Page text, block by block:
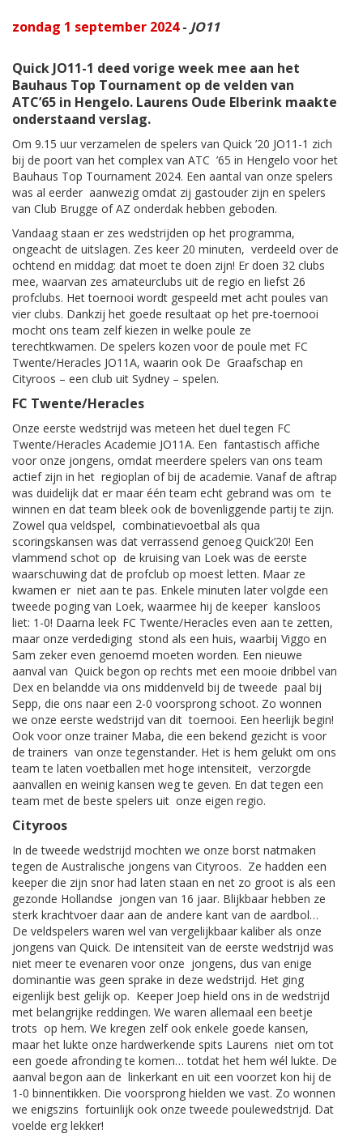
zondag 1 september 2024- JO11
Quick JO11-1 deed vorige week mee aan het
Bauhaus Top Tournament op de velden van
ATC’65 in Hengelo. Laurens Oude Elberink maakte
onderstaand verslag.
Om 9.15 uur verzamelen de spelers van Quick ’20 JO11-1 zich
bij de poort van het complex van ATC ’65 in Hengelo voor het
Bauhaus Top Tournament 2024. Een aantal van onze spelers
was al eerder aanwezig omdat zij gastouder zijn en spelers
van Club Brugge of AZ onderdak hebben geboden.
Vandaag staan er zes wedstrijden op het programma,
ongeacht de uitslagen. Zes keer 20 minuten, verdeeld over de
ochtend en middag: dat moet te doen zijn! Er doen 32 clubs
mee, waarvan zes amateurclubs uit de regio en liefst 26
profclubs. Het toernooi wordt gespeeld met acht poules van
vier clubs. Dankzij het goede resultaat op het pre-toernooi
mocht ons team zelf kiezen in welke poule ze
terechtkwamen. De spelers kozen voor de poule met FC
Twente/Heracles JO11A, waarin ook De Graafschap en
Cityroos – een club uit Sydney – spelen.
FC Twente/Heracles
Onze eerste wedstrijd was meteen het duel tegen FC
Twente/Heracles Academie JO11A. Een fantastisch affiche
voor onze jongens, omdat meerdere spelers van ons team
actief zijn in het regioplan of bij de academie. Vanaf de aftrap
was duidelijk dat er maar één team echt gebrand was om te
winnen en dat team bleek ook de bovenliggende partij te zijn.
Zowel qua veldspel, combinatievoetbal als qua
scoringskansen was dat verrassend genoeg Quick’20! Een
vlammend schot op de kruising van Loek was de eerste
waarschuwing dat de profclub op moest letten. Maar ze
kwamen er niet aan te pas. Enkele minuten later volgde een
tweede poging van Loek, waarmee hij de keeper kansloos
liet: 1-0! Daarna leek FC Twente/Heracles even aan te zetten,
maar onze verdediging stond als een huis, waarbij Viggo en
Sam zeker even genoemd moeten worden. Een nieuwe
aanval van Quick begon op rechts met een mooie dribbel van
Dex en belandde via ons middenveld bij de tweede paal bij
Sepp, die ons naar een 2-0 voorsprong schoot. Zo wonnen
we onze eerste wedstrijd van dit toernooi. Een heerlijk begin!
Ook voor onze trainer Maba, die een bekend gezicht is voor
de trainers van onze tegenstander. Het is hem gelukt om ons
team te laten voetballen met hoge intensiteit, verzorgde
aanvallen en weinig kansen weg te geven. En dat tegen een
team met de beste spelers uit onze eigen regio.
Cityroos
In de tweede wedstrijd mochten we onze borst natmaken
tegen de Australische jongens van Cityroos. Ze hadden een
keeper die zijn snor had laten staan en net zo groot is als een
gezonde Hollandse jongen van 16 jaar. Blijkbaar hebben ze
sterk krachtvoer daar aan de andere kant van de aardbol…
De veldspelers waren wel van vergelijkbaar kaliber als onze
jongens van Quick. De intensiteit van de eerste wedstrijd was
niet meer te evenaren voor onze jongens, dus van enige
dominantie was geen sprake in deze wedstrijd. Het ging
eigenlijk best gelijk op. Keeper Joep hield ons in de wedstrijd
met belangrijke reddingen. We waren allemaal een beetje
trots op hem. We kregen zelf ook enkele goede kansen,
maar het lukte onze hardwerkende spits Laurens niet om tot
een goede afronding te komen… totdat het hem wél lukte. De
aanval begon aan de linkerkant en uit een voorzet kon hij de
1-0 binnentikken. Die voorsprong hielden we vast. Zo wonnen
we enigszins fortuinlijk ook onze tweede poulewedstrijd. Dat
voelde erg lekker!